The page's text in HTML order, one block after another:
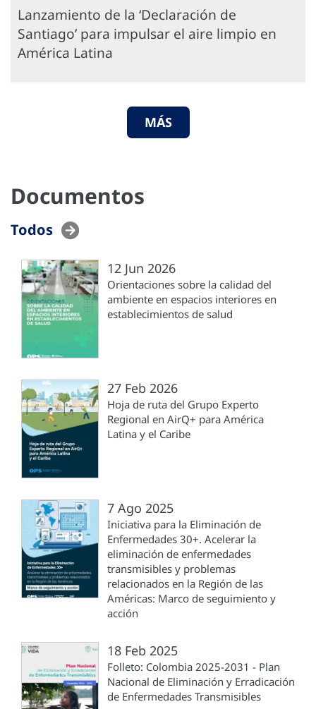
Lanzamiento de la ‘Declaración de
Santiago’ para impulsar el aire limpio en
América Latina
MÁS
Documentos
Todos
12 Jun 2026
Orientaciones sobre la calidad del
ambiente en espacios interiores en
establecimientos de salud
27 Feb 2026
Hoja de ruta del Grupo Experto
Regional en AirQ+ para América
Latina y el Caribe
7 Ago 2025
Iniciativa para la Eliminación de
Enfermedades 30+. Acelerar la
eliminación de enfermedades
transmisibles y problemas
relacionados en la Región de las
Américas: Marco de seguimiento y
acción
18 Feb 2025
Folleto: Colombia 2025-2031 - Plan
Nacional de Eliminación y Erradicación
de Enfermedades Transmisibles